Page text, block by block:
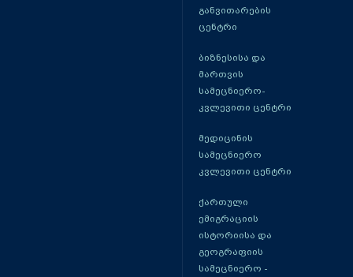
განვითარების
ცენტრი
ბიზნესისა და
მართვის
სამეცნიერო-
კვლევითი ცენტრი
მედიცინის
სამეცნიერო
კვლევითი ცენტრი
ქართული
ემიგრაციის
ისტორიისა და
გეოგრაფიის
სამეცნიერო -